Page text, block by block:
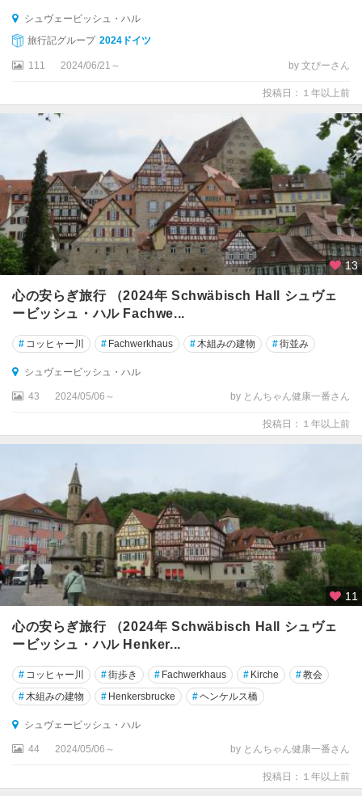
ル
ド
ル
デ
ン
★
ニ
ュ
ン
ベ
ク
ハ
デ
ク
★
フ
ュ
ッ
セ
ン
フ
ラ
ン
ク
ル
シュヴェービッシュ・ハル
旅行記グループ 2024ドイツ
111 2024/06/21～ by 文ぴーさん
投稿日：１年以上前
13
心の安らぎ旅行 （2024年 Schwäbisch Hall シュヴェ
ービッシュ・ハル Fachwe...
# コッヒャー川 # Fachwerkhaus #木組みの建物 #街並み
シュヴェービッシュ・ハル
43 2024/05/06～ by とんちゃん健康一番さん
投稿日：１年以上前
11
心の安らぎ旅行 （2024年 Schwäbisch Hall シュヴェ
ービッシュ・ハル Henker...
# コッヒャー川 #街歩き # Fachwerkhaus # Kirche #教会
#木組みの建物 # Henkersbrucke #ヘンケルス橋
シュヴェービッシュ・ハル
44 2024/05/06～ by とんちゃん健康一番さん
投稿日：１年以上前